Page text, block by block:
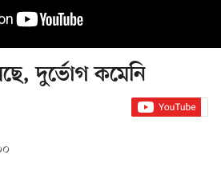
দুর্ভোগ কমেনি